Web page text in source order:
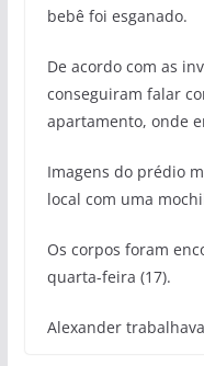
bebê foi esganado.
De acordo com as
conseguiram falar
apartamento, onde
Imagens do prédio
local com uma
Os corpos foram
quarta-feira (17).
Alexander